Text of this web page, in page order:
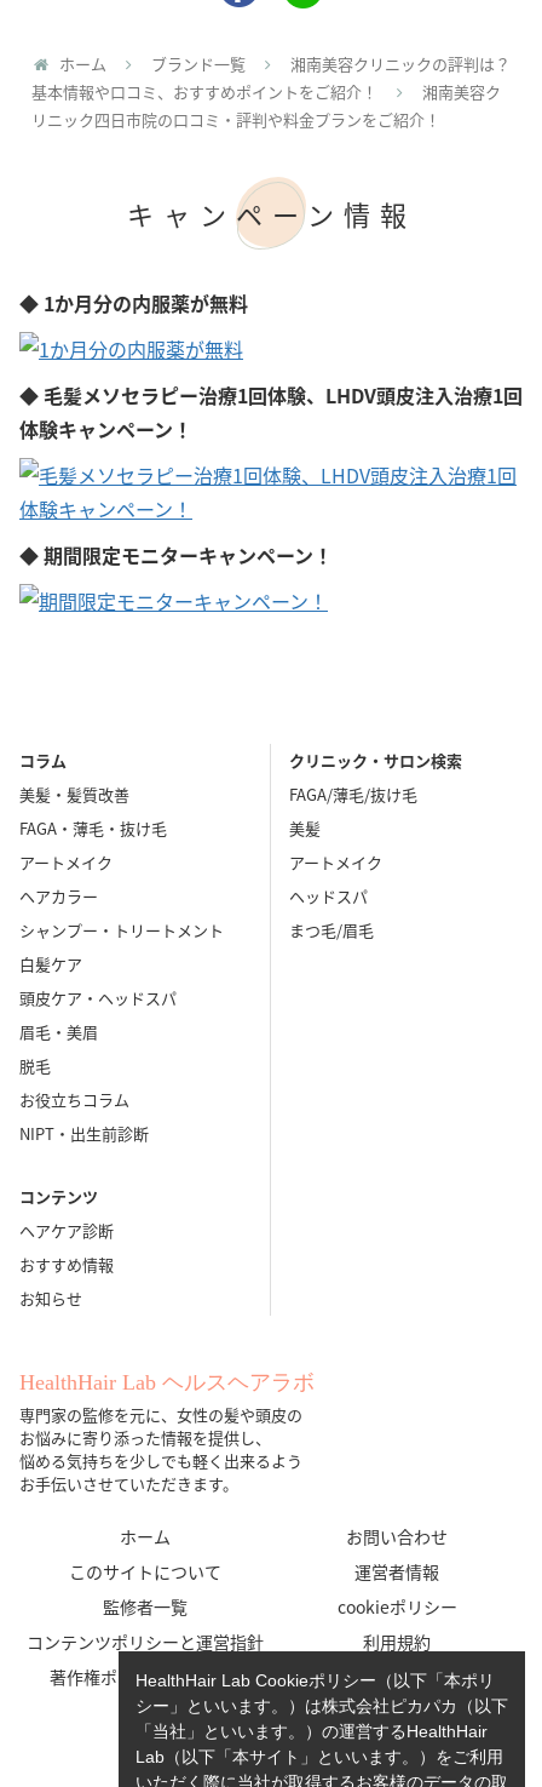
ホーム ブランド一覧
湘南美容クリニックの評判は？
基本情報や口コミ、おすすめポイントをご紹介！
湘南美容ク
リニック四日市院の口コミ・評判や料金プランをご紹介！
キャンペーン情報
◆ 1か月分の内服薬が無料
◆ 毛髪メソセラピー治療1回体験、LHDV頭皮注入治療1回
体験キャンペーン！
◆ 期間限定モニターキャンペーン！
コラム
美髪・髪質改善
FAGA・薄毛・抜け毛
アートメイク
ヘアカラー
シャンプー・トリートメント
白髪ケア
頭皮ケア・ヘッドスパ
眉毛・美眉
脱毛
お役立ちコラム
NIPT・出生前診断
コンテンツ
ヘアケア診断
おすすめ情報
お知らせ
クリニック・サロン検索
FAGA/薄毛/抜け毛
美髪
アートメイク
ヘッドスパ
まつ毛/眉毛
HealthHair Lab ヘルスヘアラボ
専門家の監修を元に、女性の髪や頭皮の
お悩みに寄り添った情報を提供し、
悩める気持ちを少しでも軽く出来るよう
お手伝いさせていただきます。
ホーム
お問い合わせ
このサイトについて
運営者情報
監修者一覧
cookieポリシー
コンテンツポリシーと運営指針
利用規約
著作権ポリシー/免責事項
プライバシーポリシー
HealthHair Lab Cookieポリシー（以下「本ポリ
シー」といいます。）は株式会社ピカパカ（以下
「当社」といいます。）の運営するHealthHair
Lab（以下「本サイト」といいます。）をご利用
いただく際に当社が取得するお客様のデータの取